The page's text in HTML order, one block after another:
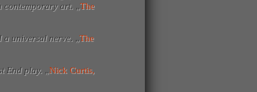
contemporary art. „The
a universal nerve. „The
End play. „Nick Curtis,